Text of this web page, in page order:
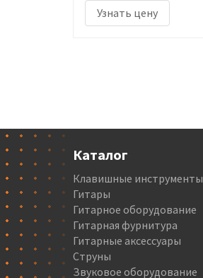
Узнать цену
Каталог
Клавишные инструменты
Гитары
Гитарное оборудование
Гитарная фурнитура
Гитарные аксессуары
Струны
Звуковое оборудование